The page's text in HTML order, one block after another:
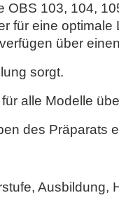
OBS 103, 104,
für eine optimale
über
sorgt.
alle Modelle
des Präparats
Ausbildung,